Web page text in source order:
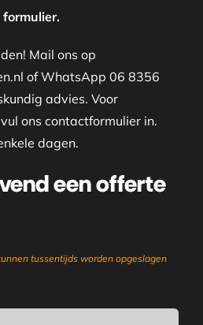
Mail ons op
of WhatsApp 06 8356
advies. Voor
ons contactformulier in.
dagen.
een offerte
tussentijds worden opgeslagen